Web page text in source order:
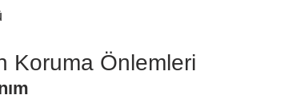
Koruma Önlemleri